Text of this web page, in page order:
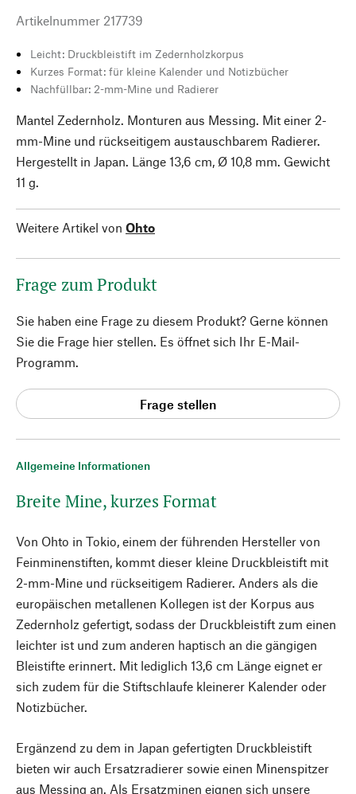
Allgemeine Informationen
Breite Mine, kurzes Format
Von Ohto in Tokio, einem der führenden Hersteller von
Feinminenstiften, kommt dieser kleine Druckbleistift mit
2-mm-Mine und rückseitigem Radierer. Anders als die
europäischen metallenen Kollegen ist der Korpus aus
Zedernholz gefertigt, sodass der Druckbleistift zum einen
leichter ist und zum anderen haptisch an die gängigen
Bleistifte erinnert. Mit lediglich 13,6 cm Länge eignet er
sich zudem für die Stiftschlaufe kleinerer Kalender oder
Notizbücher.
Ergänzend zu dem in Japan gefertigten Druckbleistift
bieten wir auch Ersatzradierer sowie einen Minenspitzer
aus Messing an. Als Ersatzminen eignen sich unsere
Artikelnummer 217739
Leicht: Druckbleistift im Zedernholzkorpus
Kurzes Format: für kleine Kalender und Notizbücher
Nachfüllbar: 2-mm-Mine und Radierer
Mantel Zedernholz. Monturen aus Messing. Mit einer 2-
mm-Mine und rückseitigem austauschbarem Radierer.
Hergestellt in Japan. Länge 13,6 cm, Ø 10,8 mm. Gewicht
11 g.
Weitere Artikel von Ohto
Frage zum Produkt
Sie haben eine Frage zu diesem Produkt? Gerne können
Sie die Frage hier stellen. Es öffnet sich Ihr E-Mail-
Programm.
Frage stellen